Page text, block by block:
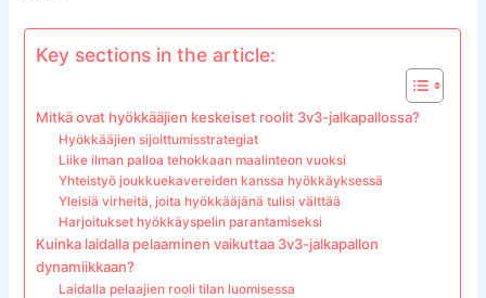
Key sections in the article:
Mitkä ovat hyökkääjien keskeiset roolit 3v3-jalkapallossa?
Hyökkääjien sijoittumisstrategiat
Liike ilman palloa tehokkaan maalinteon vuoksi
Yhteistyö joukkuekavereiden kanssa hyökkäyksessä
Yleisiä virheitä, joita hyökkääjänä tulisi välttää
Harjoitukset hyökkäyspelin parantamiseksi
Kuinka laidalla pelaaminen vaikuttaa 3v3-jalkapallon
dynamiikkaan?
Laidalla pelaajien rooli tilan luomisessa